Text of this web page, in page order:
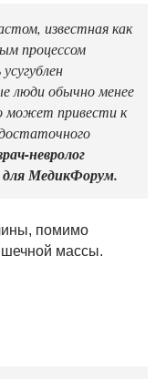
известная как
процессом
люди обычно менее
может привести к
невролог
для МедикФорум.
помимо
массы.